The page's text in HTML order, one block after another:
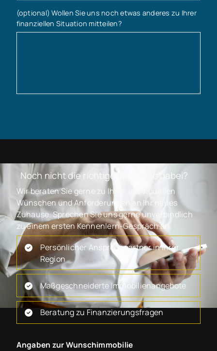
(optional) Wollen Sie uns noch etwas anderes zu Ihrer
finanziellen Situation mitteilen?
Noch nicht die richtige Immobilie dabei?
Wir beraten Sie gerne zu Ihren individuellen
Wünschen und Anforderungen an Ihr neues
Zuhause. Sprechen Sie uns gerne unverbindlich
zu einem ersten Kennenlern-Gespräch an.
Persönlicher Ansprechpartner in Ihrer
Region
Maßgeschneiderte Immobilienangebote
Beratung zu Finanzierungsfragen
Angaben zur Wunschimmobilie